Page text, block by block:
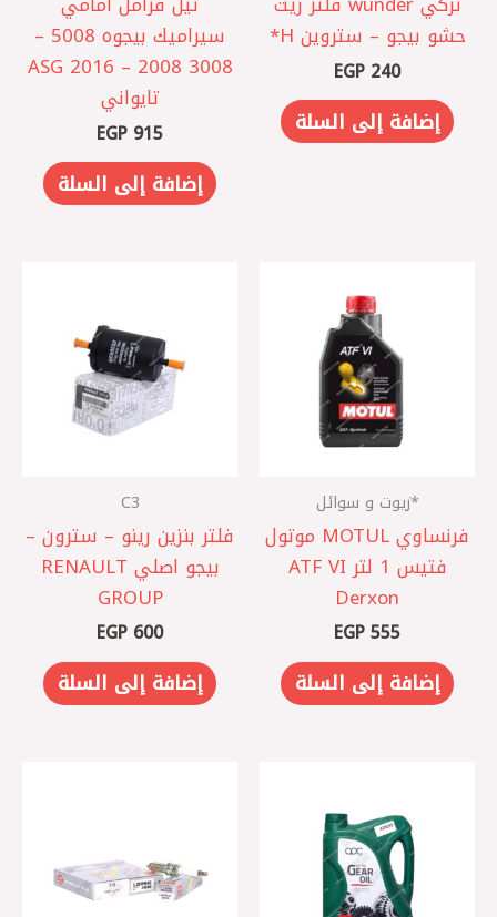
حشو بيجو – ستروين H*
EGP 240
إضافة إلى السلة
سيراميك بيجوه 5008 –
3008 2008 – 2016 ASG
تايواني
EGP 915
إضافة إلى السلة
*زيوت و سوائل
فرنساوي MOTUL موتول
فتيس 1 لتر ATF VI
Derxon
EGP555
إضافة إلى السلة
C3
فلتر بنزين رينو – سترون –
بيجو اصلي RENAULT
GROUP
EGP 600
إضافة إلى السلة